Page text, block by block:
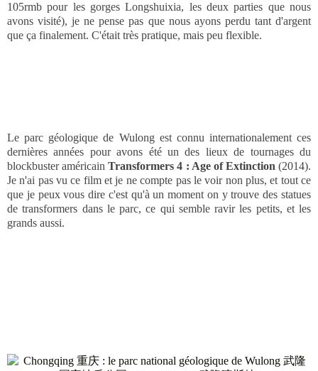
105rmb pour les gorges Longshuixia, les deux parties que nous
avons visité), je ne pense pas que nous ayons perdu tant d'argent
que ça finalement. C'était très pratique, mais peu flexible.
Le parc géologique de Wulong est connu internationalement ces
dernières années pour avons été un des lieux de tournages du
blockbuster américainTransformers 4 : Age of Extinction (2014).
Je n'ai pas vu ce film et je ne compte pas le voir non plus, et tout ce
que je peux vous dire c'est qu'à un moment on y trouve des statues
de transformers dans le parc, ce qui semble ravir les petits, et les
grands aussi.